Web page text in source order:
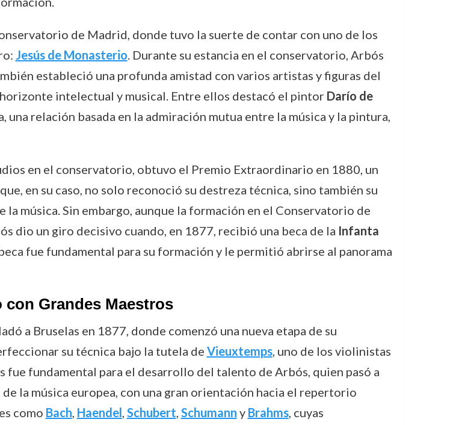
de Madrid, donde tuvo la suerte de contar con uno de los
Jesús de Monasterio. Durante su estancia en el conservatorio, Arbós
estableció una profunda amistad con varios artistas y figuras del
intelectual y musical. Entre ellos destacó el pintor Darío de
una relación basada en la admiración mutua entre la música y la pintura,
en el conservatorio, obtuvo el Premio Extraordinario en 1880, un
en su caso, no solo reconoció su destreza técnica, sino también su
música. Sin embargo, aunque la formación en el Conservatorio de
dio un giro decisivo cuando, en 1877, recibió una beca de la Infanta
fue fundamental para su formación y le permitió abrirse al panorama
Grandes Maestros
a Bruselas en 1877, donde comenzó una nueva etapa de su
su técnica bajo la tutela de Vieuxtemps, uno de los violinistas
fue fundamental para el desarrollo del talento de Arbós, quien pasó a
la música europea, con una gran orientación hacia el repertorio
como Bach, Haendel, Schubert, Schumann y Brahms, cuyas